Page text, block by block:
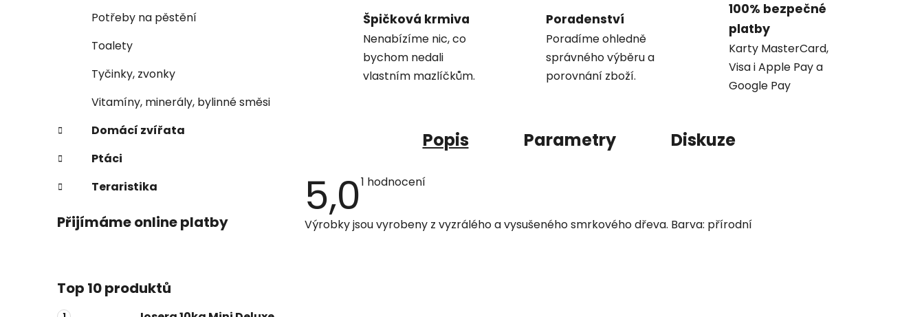
Potřeby na pěstění
Toalety
Tyčinky, zvonky
Vitamíny, minerály, bylinné směsi
Domácí zvířata
Ptáci
Teraristika
Přijímáme online platby
Top 10 produktů
Špičková krmiva
Nenabízíme nic, co
bychom nedali
vlastním mazlíčkům.
Poradenství
Poradíme ohledně
správného výběru a
porovnání zboží.
100% bezpečné
platby
Karty MasterCard,
Visa i Apple Pay a
Google Pay
Popis Parametry Diskuze
5,0Průměrné
5,0
1 hodnocení
Výrobky jsou vyrobeny z vyzrálého a vysušeného smrkového dřeva. Barva: přírodní